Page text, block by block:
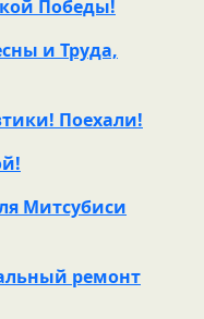
Победы!
и Труда,
Поехали!
Митсубиси
ремонт